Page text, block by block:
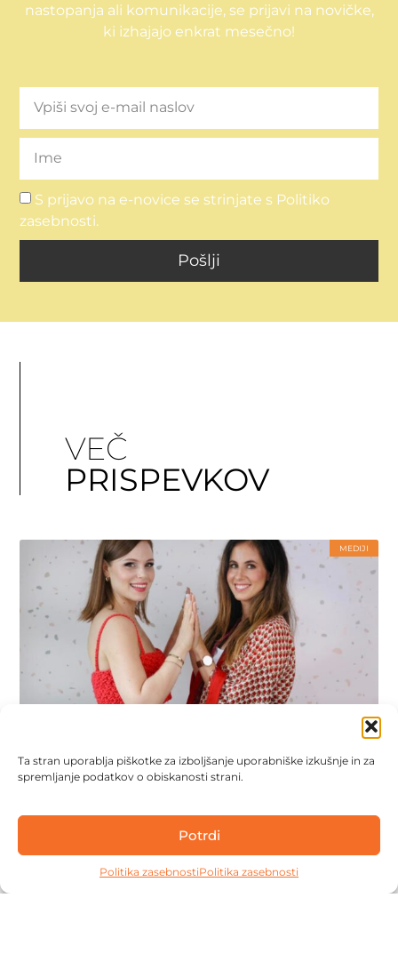
Ta stran uporablja piškotke za izboljšanje uporabniške izkušnje in za
spremljanje podatkov o obiskanosti strani.
Potrdi
Politika zasebnostiPolitika zasebnosti
nastopanja ali komunikacije, se prijavi na novičke,
ki izhajajo enkrat mesečno!
S prijavo na e-novice se strinjate s Politiko
zasebnosti.
Pošlji
VEČ
PRISPEVKOV
MEDIJI
tinkara
JAVNO NASTOPANJE